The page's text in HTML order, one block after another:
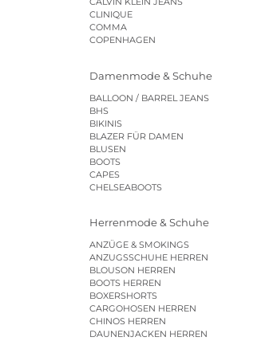
CLINIQUE
COMMA
COPENHAGEN
Damenmode & Schuhe
BALLOON / BARREL JEANS
BHS
BIKINIS
BLAZER FÜR DAMEN
BLUSEN
BOOTS
CAPES
CHELSEABOOTS
Herrenmode & Schuhe
ANZÜGE & SMOKINGS
ANZUGSSCHUHE HERREN
BLOUSON HERREN
BOOTS HERREN
BOXERSHORTS
CARGOHOSEN HERREN
CHINOS HERREN
DAUNENJACKEN HERREN